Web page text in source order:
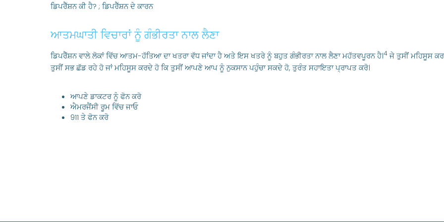
ਡਿਪਰੈੱਸ਼ਨ ਕੀ ਹੈ? ; ਡਿਪਰੈੱਸ਼ਨ ਦੇ ਕਾਰਨ
ਆਤਮਘਾਤੀ ਵਿਚਾਰਾਂ ਨੂੰ ਗੰਭੀਰਤਾ ਨਾਲ ਲੈਣਾ
ਡਿਪਰੈੱਸ਼ਨ ਵਾਲੇ ਲੋਕਾਂ ਵਿੱਚ ਆਤਮ-ਹੱਤਿਆ ਦਾ ਖਤਰਾ ਵੱਧ ਜਾਂਦਾ ਹੈ ਅਤੇ ਇਸ ਖਤਰੇ ਨੂੰ ਬਹੁਤ ਗੰਭੀਰਤਾ ਨਾਲ ਲੈਣਾ ਮਹੱਤਵਪੂਰਨ ਹੈ।4 ਜੇ ਤੁਸੀਂ ਮਹਿਸੂਸ
ਤੁਸੀਂ ਸਭ ਛੱਡ ਰਹੇ ਹੋ ਜਾਂ ਮਹਿਸੂਸ ਕਰਦੇ ਹੋ ਕਿ ਤੁਸੀਂ ਆਪਣੇ ਆਪ ਨੂੰ ਨੁਕਸਾਨ ਪਹੁੰਚਾ ਸਕਦੇ ਹੋ, ਤੁਰੰਤ ਸਹਾਇਤਾ ਪ੍ਰਾਪਤ ਕਰੋ।
ਆਪਣੇਡਾਕਟਰ ਨੂੰ ਫੋਨ ਕਰੋ
ਐਮਰਜੈਂਸੀ ਰੂਮ ਵਿੱਚ ਜਾਓ
911 ਤੇ ਫੋਨ ਕਰੋ